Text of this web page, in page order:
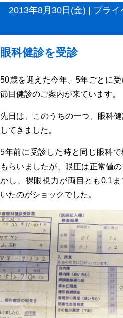
2013年8月30日(金) | プライ
眼科健診を受診
50歳を迎えた今年、5年ごとに受
節目健診のご案内が来ています。
先日は、このうちの一つ、眼科
してきました。
5年前に受診した時と同じ眼科で
もらいましたが、眼圧は正常値
かし、裸眼視力が両目とも0.1ま
いたのがショックでした。